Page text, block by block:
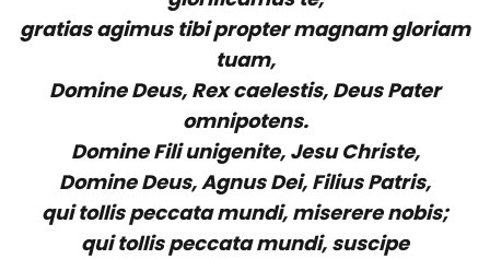
gratias agimus tibi propter magnam gloriam
tuam,
Domine Deus, Rex caelestis, Deus Pater
omnipotens.
Domine Fili unigenite, Jesu Christe,
Domine Deus, Agnus Dei, Filius Patris,
qui tollis peccata mundi, miserere nobis;
qui tollis peccata mundi, suscipe